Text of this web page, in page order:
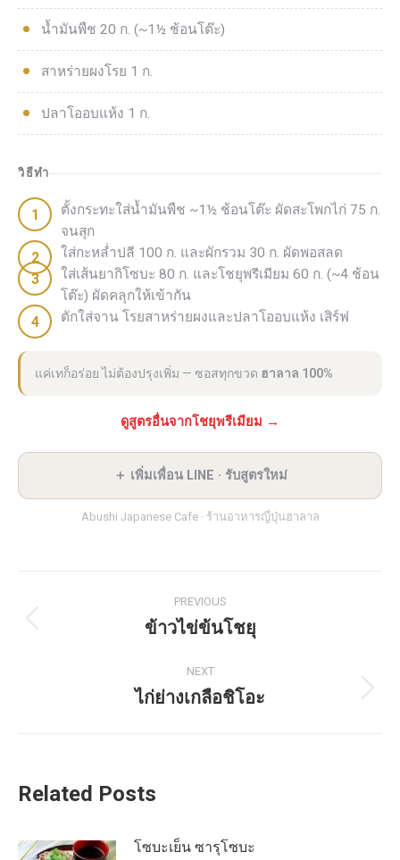
น้ำมันพืช 20 ก. (~1½ ช้อนโต๊ะ)
สาหร่ายผงโรย 1 ก.
ปลาโออบแห้ง 1 ก.
วิธีทำ
ตั้งกระทะใส่น้ำมันพืช ~1½ ช้อนโต๊ะ ผัดสะโพกไก่ 75 ก.
จนสุก
ใส่กะหล่ำปลี 100 ก. และผักรวม 30 ก. ผัดพอสลด
ใส่เส้นยากิโซบะ 80 ก. และโชยุพรีเมียม 60 ก. (~4 ช้อน
โต๊ะ) ผัดคลุกให้เข้ากัน
ตักใส่จาน โรยสาหร่ายผงและปลาโออบแห้ง เสิร์ฟ
แค่เทก็อร่อย ไม่ต้องปรุงเพิ่ม — ซอสทุกขวด ฮาลาล 100%
ดูสูตรอื่นจากโชยุพรีเมียม →
＋ เพิ่มเพื่อน LINE · รับสูตรใหม่
Abushi Japanese Cafe · ร้านอาหารญี่ปุ่นฮาลาล
navigation
PREVIOUS
Previous
ข้าวไข่ข้นโชยุ
NEXT
Next
ไก่ย่างเกลือชิโอะ
Related Posts
โซบะเย็น ซารุโซบะ